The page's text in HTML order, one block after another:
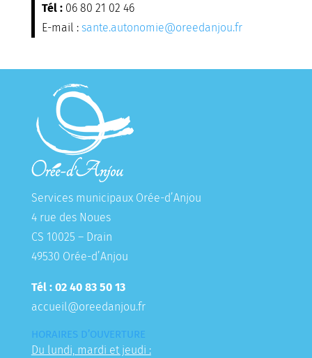
Tél : 06 80 21 02 46
E-mail : sante.autonomie@oreedanjou.fr
Services municipaux Orée-d’Anjou
4 rue des Noues
CS 10025 – Drain
49530 Orée-d’Anjou
Tél : 02 40 83 50 13
accueil@oreedanjou.fr
HORAIRES D’OUVERTURE
Du lundi, mardi et jeudi :